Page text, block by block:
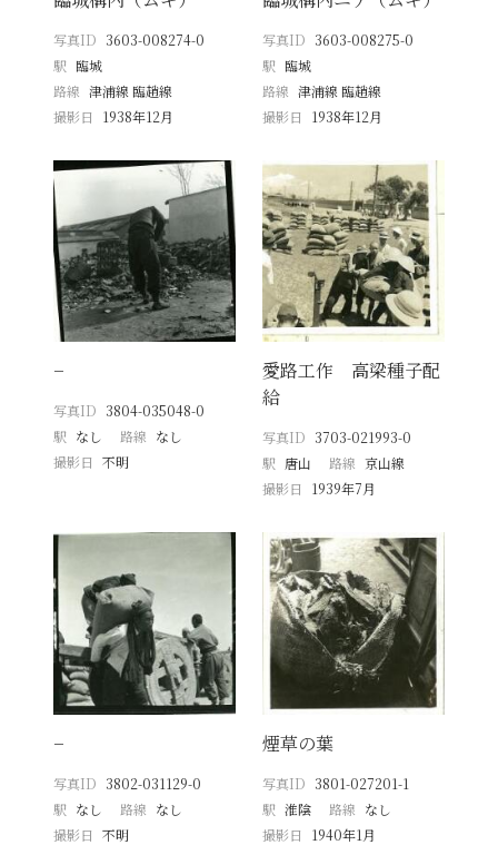
写真ID 3603-008274-0
駅 臨城
路線 津浦線 臨趙線
撮影日
1938年12月
写真ID 3603-008275-0
駅 臨城
路線 津浦線 臨趙線
撮影日
1938年12月
−
写真ID 3804-035048-0
駅 なし 路線 なし
撮影日
不明
愛路工作 高梁種子配
給
写真ID 3703-021993-0
駅 唐山 路線 京山線
撮影日
1939年7月
−
写真ID 3802-031129-0
駅 なし 路線 なし
撮影日
不明
煙草の葉
写真ID 3801-027201-1
駅 淮陰 路線 なし
撮影日
1940年1月